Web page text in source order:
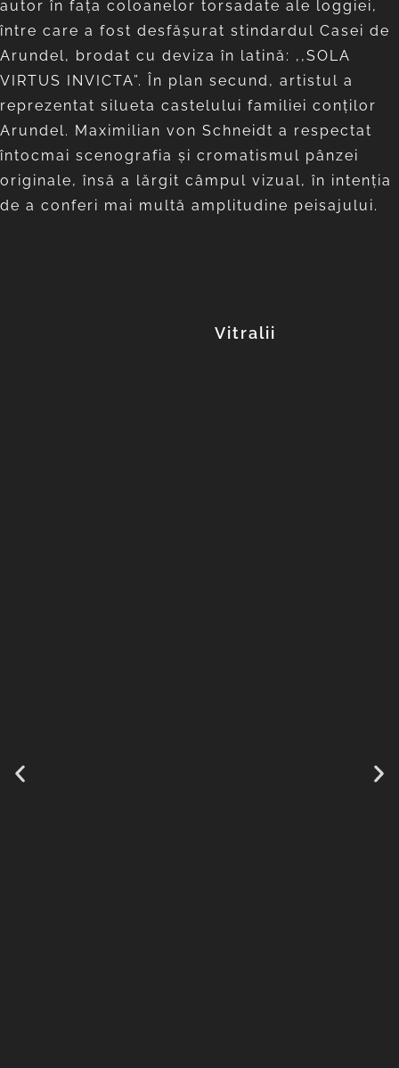
autor în faţa coloanelor torsadate ale loggiei,
între care a fost desfăşurat stindardul Casei de
Arundel, brodat cu deviza în latină: ,,SOLA
VIRTUS INVICTA”. În plan secund, artistul a
reprezentat silueta castelului familiei conţilor
Arundel. Maximilian von Schneidt a respectat
întocmai scenografia şi cromatismul pânzei
originale, însă a lărgit câmpul vizual, în intenţia
de a conferi mai multă amplitudine peisajului.
Vitralii